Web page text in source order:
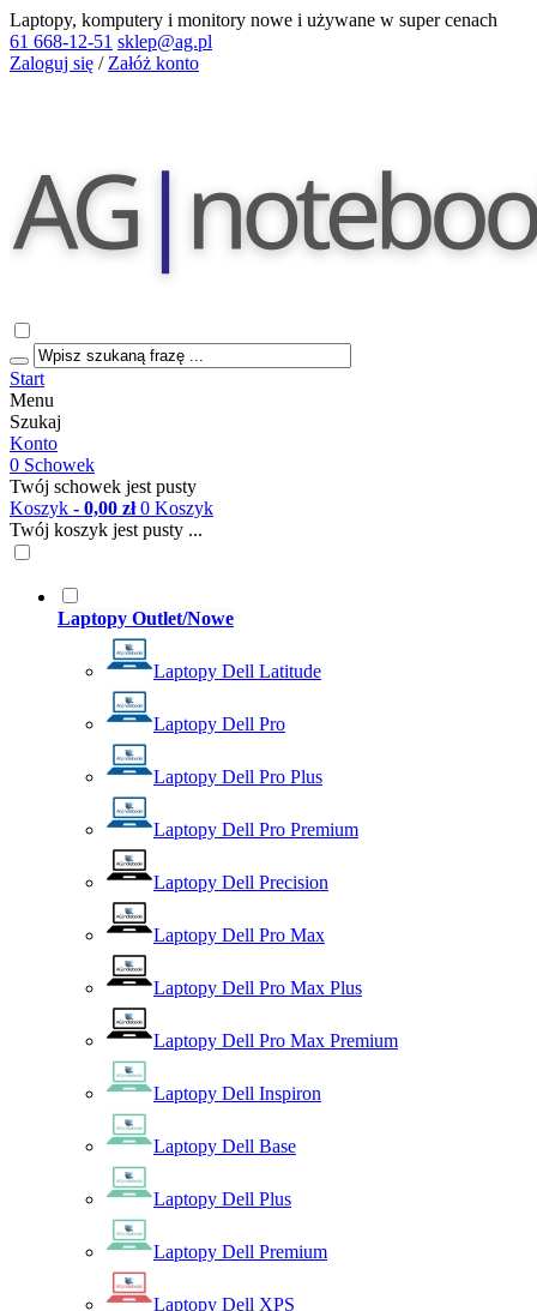
Laptopy, komputery i monitory nowe i używane w super cenach
61 668-12-51 sklep@ag.pl
Zaloguj się / Załóż konto
Start
Menu
Szukaj
Konto
0 Schowek
Twój schowek jest pusty
Koszyk - 0,00 zł 0 Koszyk
Twój koszyk jest pusty ...
Laptopy Outlet/Nowe
Laptopy Dell Latitude
Laptopy Dell Pro
Laptopy Dell Pro Plus
Laptopy Dell Pro Premium
Laptopy Dell Precision
Laptopy Dell Pro Max
Laptopy Dell Pro Max Plus
Laptopy Dell Pro Max Premium
Laptopy Dell Inspiron
Laptopy Dell Base
Laptopy Dell Plus
Laptopy Dell Premium
Laptopy Dell XPS